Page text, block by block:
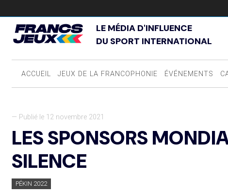
LE MÉDIA D'INFLUENCE
DU SPORT INTERNATIONAL
ACCUEIL JEUX DE LA FRANCOPHONIE ÉVÉNEMENTS
— Publié le 12 novembre 2021
LES SPONSORS
SILENCE
PÉKIN 2022